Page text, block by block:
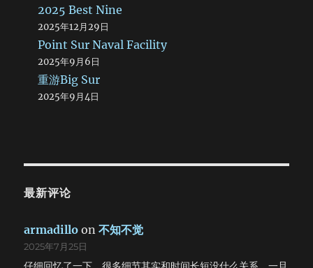
2025 Best Nine
2025年12月29日
Point Sur Naval Facility
2025年9月6日
重游Big Sur
2025年9月4日
最新评论
armadillo on不知不觉
2025年7月25日